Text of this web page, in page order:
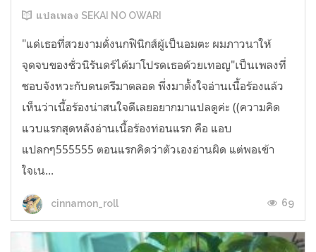
แปลเพลง SEKAI NO OWARI
"แด่เธอที่สวยงามดั่งนกฟินิกส์ผู้เป็นอมตะ ผมภาวนาให้
จุดจบของชั่วนิรันดร์ได้มาโปรดเธอด้วยเทอญ"เป็นเพลงที่
ชอบจังหวะกับดนตรีมาตลอด พึ่งมาตั้งใจอ่านเนื้อร้องแล้ว
เห็นว่าเนื้อร้องน่าสนใจดีเลยอยากมาแปลดูค่ะ ((ความคิด
แวบแรกสุดหลังอ่านเนื้อร้องท่อนแรก คือ แอบ
แปลกๆ555555 ตอนแรกคิดว่าตัวเองอ่านผิด แต่พอเข้า
ใจเน...
cinnamon_roll 69